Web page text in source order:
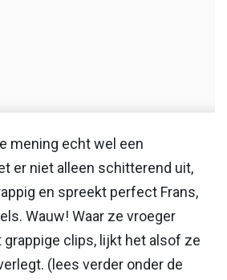
mening echt wel een
er niet alleen schitterend uit,
en spreekt perfect Frans,
Wauw! Waar ze vroeger
clips, lijkt het alsof ze
(lees verder onder de